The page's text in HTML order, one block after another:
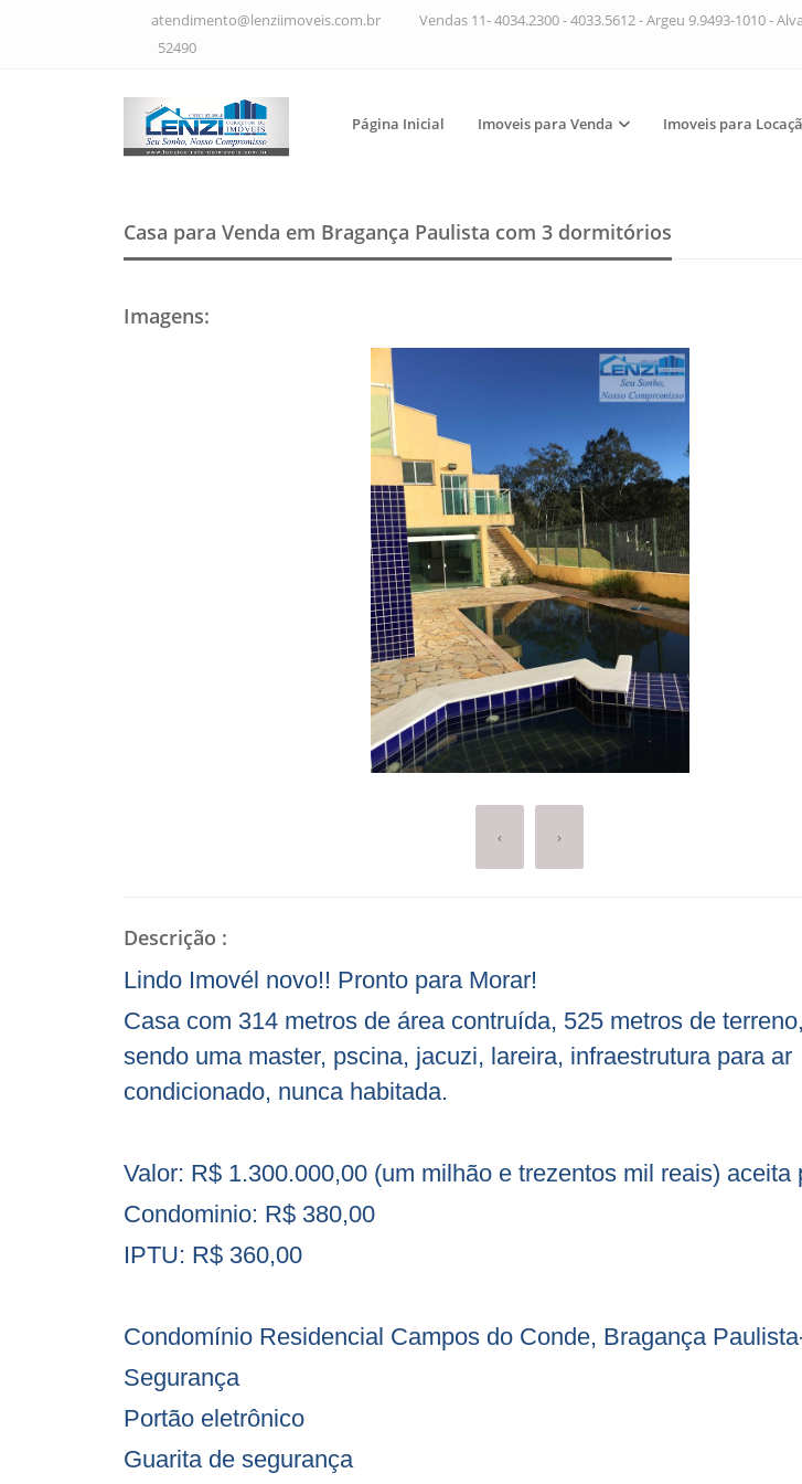
atendimento@lenziimoveis.com.br Vendas 11- 4034.2300 - 4033.5612 - Argeu 9.9493-1010 -
52490
Página Inicial Imoveis para Venda Imoveis para
Casa para Venda em Bragança Paulista com 3 dormitórios
Imagens:
‹ ›
Descrição :
Lindo Imovél novo!! Pronto para Morar!
Casa com 314 metros de área contruída, 525 metros de
sendo uma master, pscina, jacuzi, lareira, infraestrutura para ar
condicionado, nunca habitada.
Valor: R$ 1.300.000,00 (um milhão e trezentos mil reais) aceita
Condominio: R$ 380,00
IPTU: R$ 360,00
Condomínio Residencial Campos do Conde, Bragança
Segurança
Portão eletrônico
Guarita de segurança